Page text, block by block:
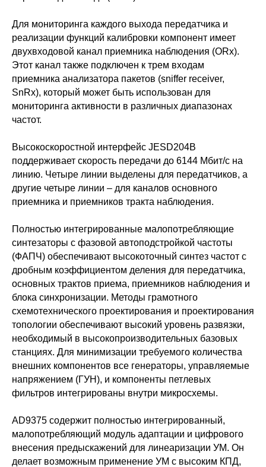
Для мониторинга каждого выхода передатчика и
реализации функций калибровки компонент имеет
двухвходовой канал приемника наблюдения (ORx).
Этот канал также подключен к трем входам
приемника анализатора пакетов (sniffer receiver,
SnRx), который может быть использован для
мониторинга активности в различных диапазонах
частот.
Высокоскоростной интерфейс JESD204B
поддерживает скорость передачи до 6144 Мбит/с на
линию. Четыре линии выделены для передатчиков, а
другие четыре линии – для каналов основного
приемника и приемников тракта наблюдения.
Полностью интегрированные малопотребляющие
синтезаторы с фазовой автоподстройкой частоты
(ФАПЧ) обеспечивают высокоточный синтез частот с
дробным коэффициентом деления для передатчика,
основных трактов приема, приемников наблюдения и
блока синхронизации. Методы грамотного
схемотехнического проектирования и проектирования
топологии обеспечивают высокий уровень развязки,
необходимый в высокопроизводительных базовых
станциях. Для минимизации требуемого количества
внешних компонентов все генераторы, управляемые
напряжением (ГУН), и компоненты петлевых
фильтров интегрированы внутри микросхемы.
AD9375 содержит полностью интегрированный,
малопотребляющий модуль адаптации и цифрового
внесения предыскажений для линеаризации УМ. Он
делает возможным применение УМ с высоким КПД,